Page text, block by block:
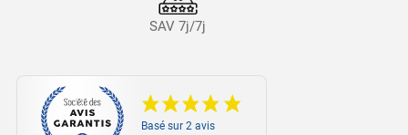
SAV 7j/7j
Basé sur 2 avis